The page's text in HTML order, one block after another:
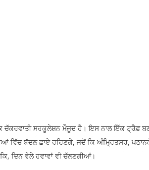
ਸਰਕੂਲੇਸ਼ਨ ਮੌਜੂਦ ਹੈ। ਇਸ ਨਾਲ ਇੱਕ ਟ੍ਰੈਫ਼
ਵਿੱਚ ਬੱਦਲ ਛਾਏ ਰਹਿਣਗੇ, ਜਦੋਂ ਕਿ ਅੰਮ੍ਰਿਤਸਰ,
ਦਿਨ ਵੇਲੇ ਹਵਾਵਾਂ ਵੀ ਚੱਲਣਗੀਆਂ।